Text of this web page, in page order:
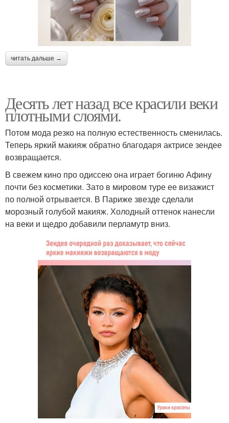
читать дальше →
Десять лет назад все красили веки
плотными слоями.
Потом мода резко на полную естественность сменилась.
Теперь яркий макияж обратно благодаря актрисе зендее
возвращается.
В свежем кино про одиссею она играет богиню Афину
почти без косметики. Зато в мировом туре ее визажист
по полной отрывается. В Париже звезде сделали
морозный голубой макияж. Холодный оттенок нанесли
на веки и щедро добавили перламутр вниз.